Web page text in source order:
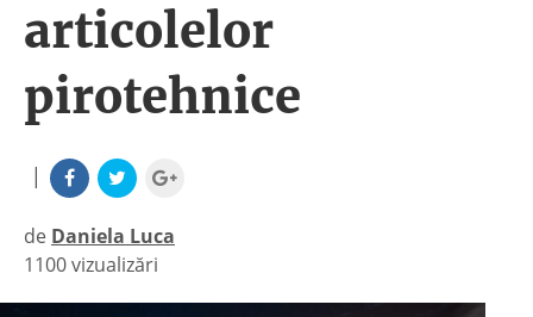
articolelor
pirotehnice
|
de Daniela Luca
|
1100 vizualizări